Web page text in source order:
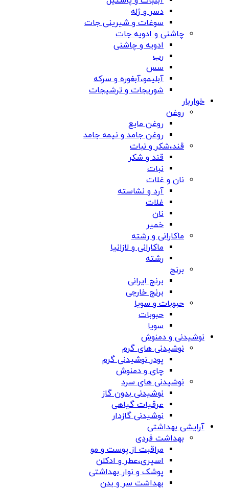
دسر و ژله
سوغات و شیرینی جات
چاشنی و ادویه جات
ادویه و چاشنی
رب
سس
آبلیمو،آبغوره و سرکه
شوریجات و ترشیجات
خواربار
روغن
روغن مایع
روغن جامد و نیمه جامد
قند،شکر و نبات
قند و شکر
نبات
نان و غلات
آرد و نشاسته
غلات
نان
خمیر
ماکارانی و رشته
ماکارانی و لازانیا
رشته
برنج
برنج ایرانی
برنج خارجی
حبوبات و سویا
حبوبات
سویا
نوشیدنی و دمنوش
نوشیدنی های گرم
پودر نوشیدنی گرم
چای و دمنوش
نوشیدنی های سرد
نوشیدنی بدون گاز
عرقیات گیاهی
نوشیدنی گازدار
آرایشی بهداشتی
بهداشت فردی
مراقبت از پوست و مو
اسپری،عطر و ادکلن
پوشک و نوار بهداشتی
بهداشت سر و بدن